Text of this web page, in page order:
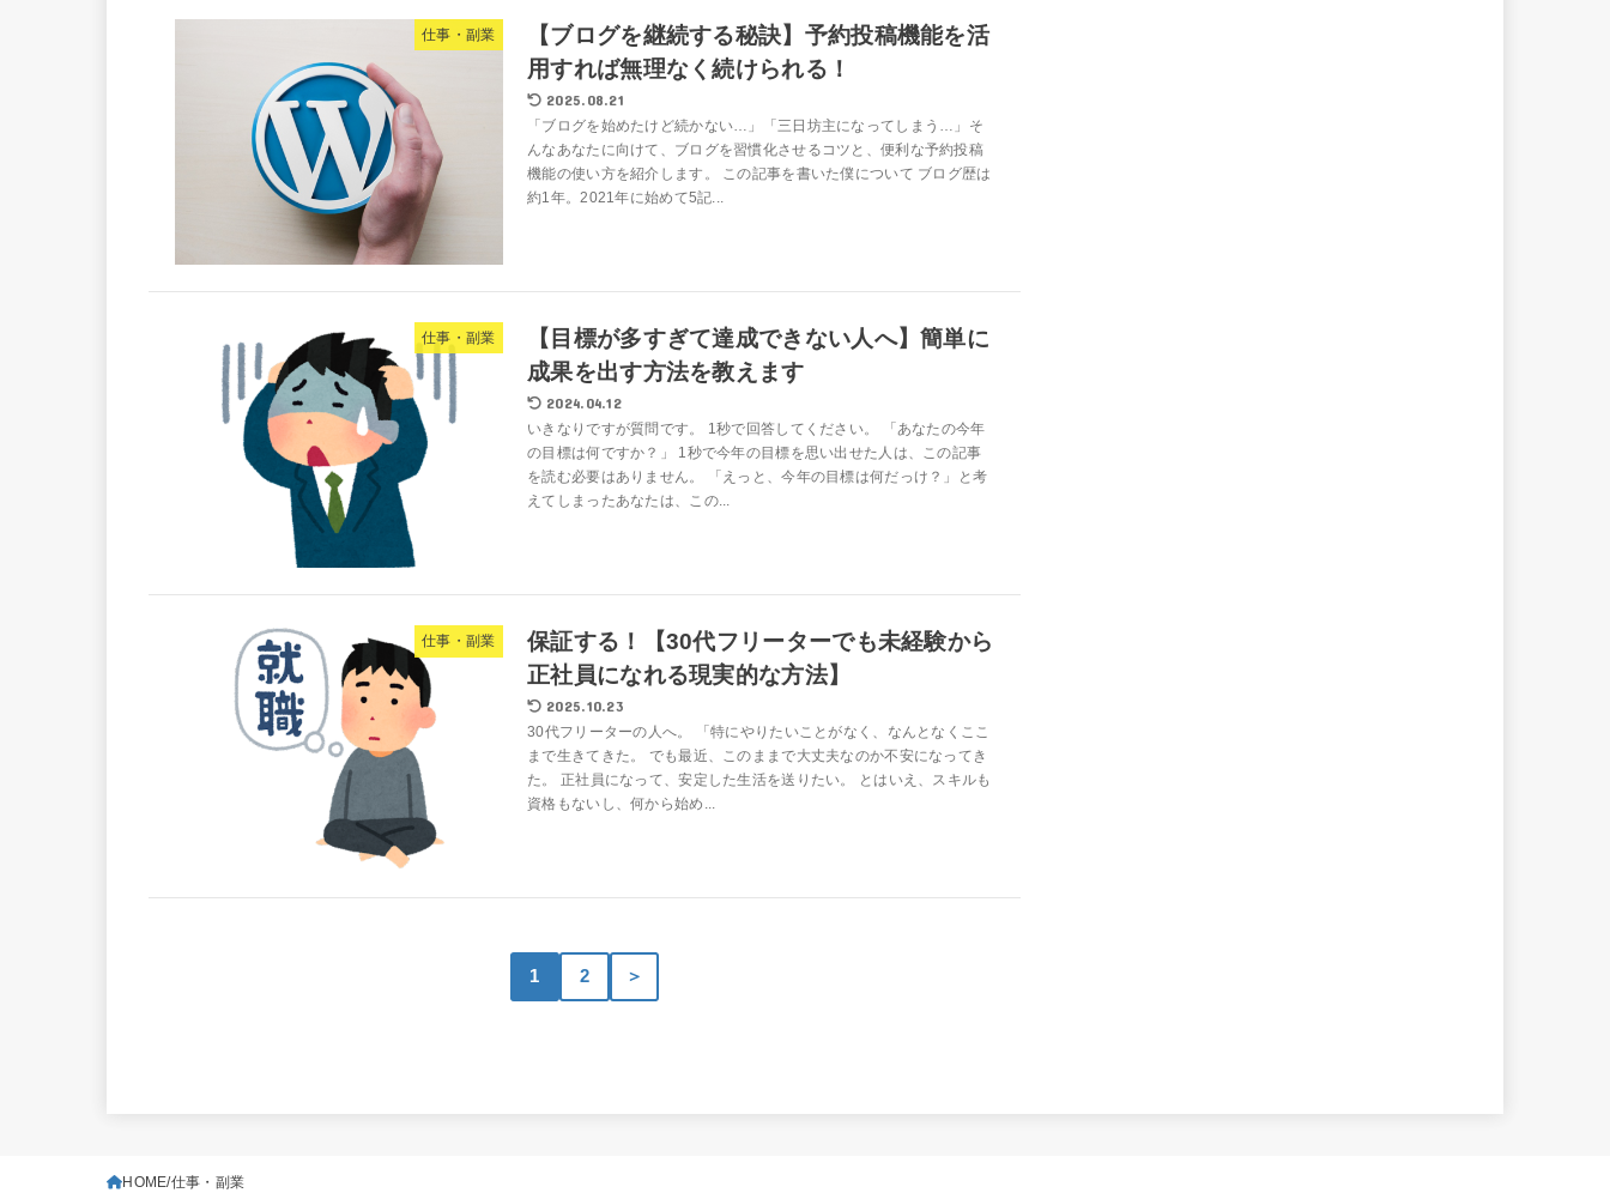
仕事・副業
【ブログを継続する秘訣】予約投稿機能を活
用すれば無理なく続けられる！
2025.08.21
「ブログを始めたけど続かない…」「三日坊主になってしまう…」そ
んなあなたに向けて、ブログを習慣化させるコツと、便利な予約投稿
機能の使い方を紹介します。 この記事を書いた僕について ブログ歴は
約1年。2021年に始めて5記...
仕事・副業
【目標が多すぎて達成できない人へ】簡単に
成果を出す方法を教えます
2024.04.12
いきなりですが質問です。 1秒で回答してください。 「あなたの今年
の目標は何ですか？」 1秒で今年の目標を思い出せた人は、この記事
を読む必要はありません。 「えっと、今年の目標は何だっけ？」と考
えてしまったあなたは、この...
仕事・副業
保証する！【30代フリーターでも未経験から
正社員になれる現実的な方法】
2025.10.23
30代フリーターの人へ。 「特にやりたいことがなく、なんとなくここ
まで生きてきた。 でも最近、このままで大丈夫なのか不安になってき
た。 正社員になって、安定した生活を送りたい。 とはいえ、スキルも
資格もないし、何から始め...
1 2 ＞
HOME 仕事・副業